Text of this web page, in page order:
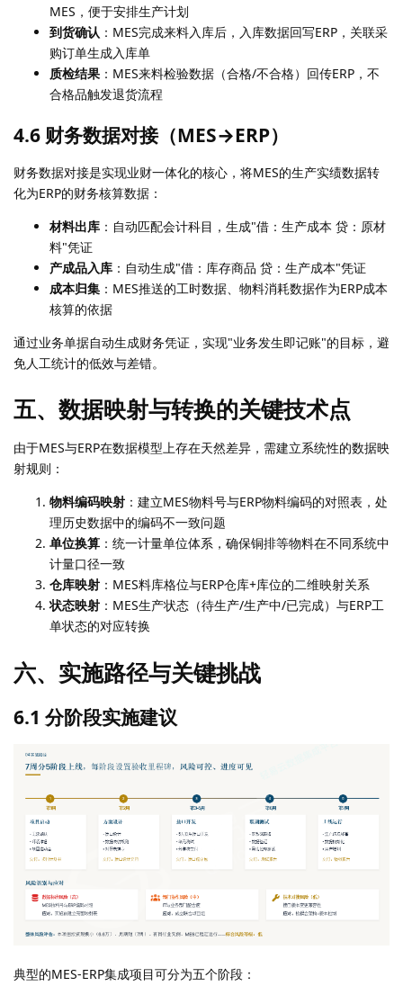
MES，便于安排生产计划
到货确认 ：MES完成来料入库后，入库数据回写ERP，关联采
购订单生成入库单
质检结果 ：MES来料检验数据（合格/不合格）回传ERP，不
合格品触发退货流程
4.6 财务数据对接（MES→ERP）
财务数据对接是实现业财一体化的核心，将MES的生产实绩数据转
化为ERP的财务核算数据：
材料出库 ：自动匹配会计科目，生成"借：生产成本 贷：原材
料"凭证
产成品入库 ：自动生成"借：库存商品 贷：生产成本"凭证
成本归集 ：MES推送的工时数据、物料消耗数据作为ERP成本
核算的依据
通过业务单据自动生成财务凭证，实现"业务发生即记账"的目标，避
免人工统计的低效与差错。
五、数据映射与转换的关键技术点
由于MES与ERP在数据模型上存在天然差异，需建立系统性的数据映
射规则：
物料编码映射 ：建立MES物料号与ERP物料编码的对照表，处
理历史数据中的编码不一致问题
单位换算 ：统一计量单位体系，确保铜排等物料在不同系统中
计量口径一致
仓库映射 ：MES料库格位与ERP仓库+库位的二维映射关系
状态映射 ：MES生产状态（待生产/生产中/已完成）与ERP工
单状态的对应转换
六、实施路径与关键挑战
6.1 分阶段实施建议
典型的MES-ERP集成项目可分为五个阶段：